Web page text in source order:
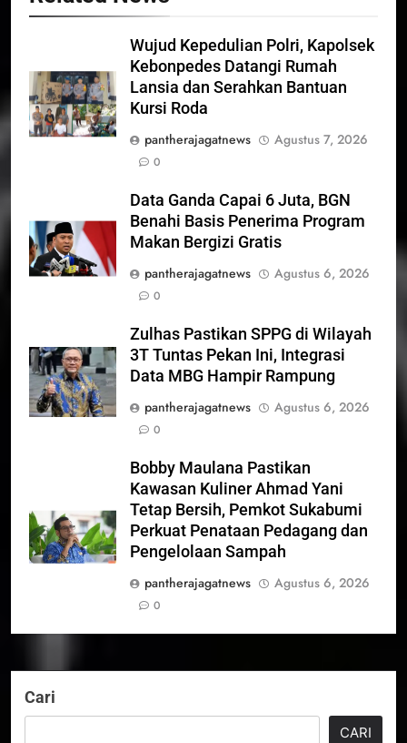
Wujud Kepedulian Polri, Kapolsek
Kebonpedes Datangi Rumah
Lansia dan Serahkan Bantuan
Kursi Roda
pantherajagatnews
Agustus 7, 2026
0
Data Ganda Capai 6 Juta, BGN
Benahi Basis Penerima Program
Makan Bergizi Gratis
pantherajagatnews
Agustus 6, 2026
0
Zulhas Pastikan SPPG di Wilayah
3T Tuntas Pekan Ini, Integrasi
Data MBG Hampir Rampung
pantherajagatnews
Agustus 6, 2026
0
Bobby Maulana Pastikan
Kawasan Kuliner Ahmad Yani
Tetap Bersih, Pemkot Sukabumi
Perkuat Penataan Pedagang dan
Pengelolaan Sampah
pantherajagatnews
Agustus 6, 2026
0
Cari
CARI